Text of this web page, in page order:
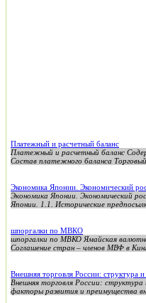
Платежный и расчетный баланс
Платежный и расчетный баланс
Состав платежного баланса
Экономика Японии. Экономический
Экономика Японии. Экономический
Японии. 1.1. Исторические
шпоргалки по МВКО
шпоргалки по МВКО Ямайская
Соглашение стран – членов МВФ в
Внешняя торговля России: структура и
Внешняя торговля России:
факторы развития и